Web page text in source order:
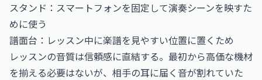
スタンド：スマートフォンを固定して演奏シーンを映すた
めに使う
譜面台：レッスン中に楽譜を見やすい位置に置くため
レッスンの音質は信頼感に直結する。最初から高価な機材
を揃える必要はないが、相手の耳に届く音が割れていた